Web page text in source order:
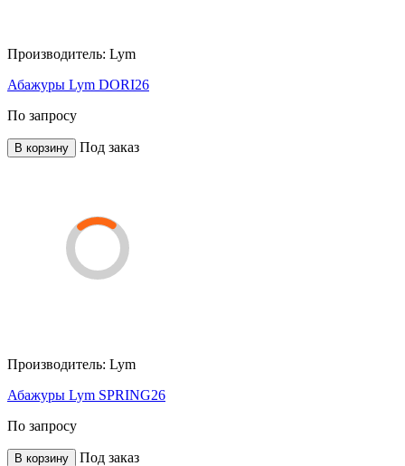
Производитель: Lym
Абажуры Lym DORI26
По запросу
В корзину Под заказ
Производитель: Lym
Абажуры Lym SPRING26
По запросу
В корзину Под заказ